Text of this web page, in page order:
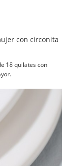
con circonita
18 quilates con